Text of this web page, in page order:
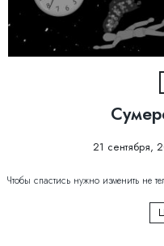
21 сентября,
Чтобы спастиcь нужно изменить не